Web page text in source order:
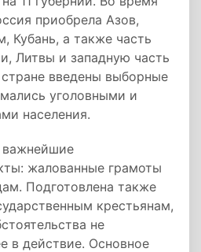
приобрела Азов,
Кубань, а также часть
Литвы и западную часть
введены выборные
уголовными и
населения.
важнейшие
жалованные грамоты
Подготовлена также
крестьянам,
не
в действие. Основное